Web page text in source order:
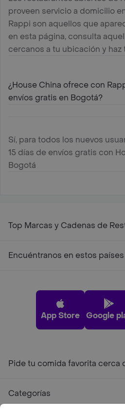
proveen servicio a domicilio
Rappi son aquellos que
en esta página, consulta
cercanos a tu ubicación y
¿House China ofrece con
envíos gratis en Bogotá?
Sí, para todos los nuevos
15 días de envíos gratis con
Bogotá
Top Marcas y Cadenas de
Encuéntranos en estos países
App Store Google
Pide tu comida favorita cerca
Categorías